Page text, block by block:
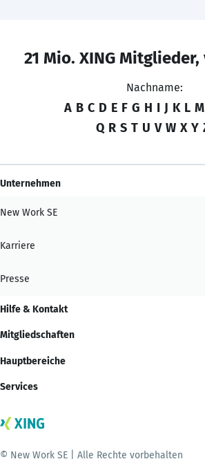
21 Mio. XING
Nachname:
A B C D E F G H I J K L M
Q R S T U V W X Y
Unternehmen
New Work SE
Karriere
Presse
Hilfe & Kontakt
Mitgliedschaften
Hauptbereiche
Services
© New Work SE | Alle Rechte vorbehalten